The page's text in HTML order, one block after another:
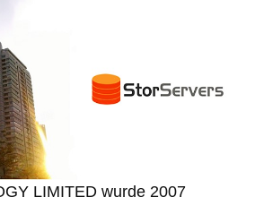
LIMITED wurde 2007